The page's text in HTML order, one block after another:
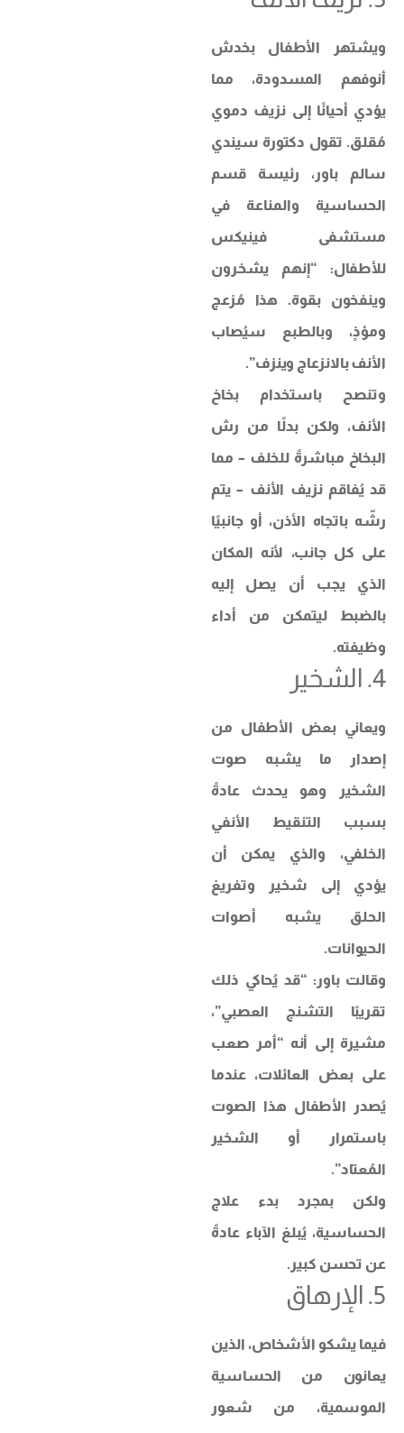
ويشتهر الأطفال بخدش
أنوفهم المسدودة، مما
يؤدي أحيانًا إلى نزيف دموي
مُقلق. تقول دكتورة سيندي
سالم باور، رئيسة قسم
الحساسية والمناعة في
مستشفى فينيكس
للأطفال: “إنهم يشخرون
وينفخون بقوة. هذا مُزعج
ومؤذٍ، وبالطبع سيُصاب
الأنف بالانزعاج وينزف”.
وتنصح باستخدام بخاخ
الأنف، ولكن بدلًا من رش
البخاخ مباشرةً للخلف – مما
قد يُفاقم نزيف الأنف – يتم
رشّه باتجاه الأذن، أو جانبيًا
على كل جانب، لأنه المكان
الذي يجب أن يصل إليه
بالضبط ليتمكن من أداء
وظيفته.
ويعاني بعض الأطفال من
إصدار ما يشبه صوت
الشخير وهو يحدث عادةً
بسبب التنقيط الأنفي
الخلفي، والذي يمكن أن
يؤدي إلى شخير وتفريغ
الحلق يشبه أصوات
الحيوانات.
وقالت باور: “قد يُحاكي ذلك
تقريبًا التشنج العصبي”،
مشيرة إلى أنه “أمر صعب
على بعض العائلات، عندما
يُصدر الأطفال هذا الصوت
باستمرار أو الشخير
المُعتاد”.
ولكن بمجرد بدء علاج
الحساسية، يُبلغ الآباء عادةً
عن تحسن كبير.
فيما يشكو الأشخاص، الذين
يعانون من الحساسية
الموسمية، من شعور